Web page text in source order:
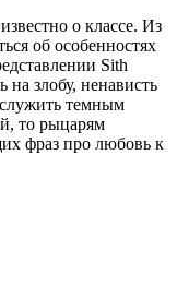
о классе. Из
об особенностях
Sith
на злобу, ненависть
темным
то рыцарям
фраз про любовь к